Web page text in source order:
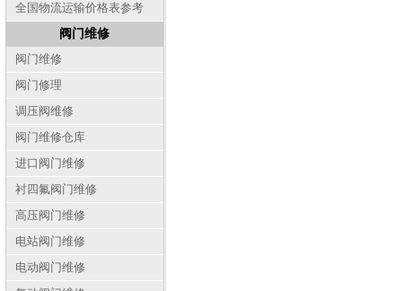
全国物流运输价格表参考
阀门维修
阀门维修
阀门修理
调压阀维修
阀门维修仓库
进口阀门维修
衬四氟阀门维修
高压阀门维修
电站阀门维修
电动阀门维修